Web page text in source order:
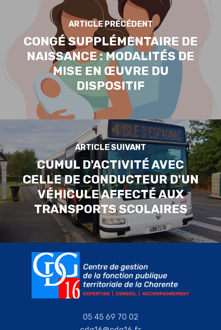
ARTICLE PRÉCÉDENT
CONGÉ SUPPLÉMENTAIRE DE
NAISSANCE : MODALITÉS DE
MISE EN ŒUVRE DU
DISPOSITIF
ARTICLE SUIVANT
CUMUL D'ACTIVITÉ AVEC
CELLE DE CONDUCTEUR D'UN
VÉHICULE AFFECTÉ AUX
TRANSPORTS SCOLAIRES
05 45 69 70 02